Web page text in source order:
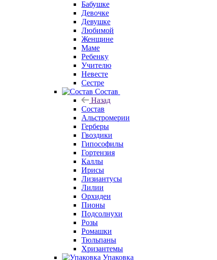
Бабушке
Девочке
Девушке
Любимой
Женщине
Маме
Ребенку
Учителю
Невесте
Сестре
Состав
Назад
Состав
Альстромерии
Герберы
Гвоздики
Гипософилы
Гортензия
Каллы
Ирисы
Лизиантусы
Лилии
Орхидеи
Пионы
Подсолнухи
Розы
Ромашки
Тюльпаны
Хризантемы
Упаковка